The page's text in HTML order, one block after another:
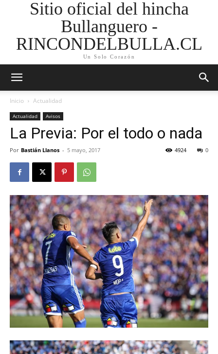
Sitio oficial del hincha
Bullanguero -
RINCONDELBULLA.CL
Un Solo Corazón
Inicio Actualidad
Actualidad Avisos
La Previa: Por el todo o nada
Por Bastián Llanos - 5 mayo, 2017 0
4924